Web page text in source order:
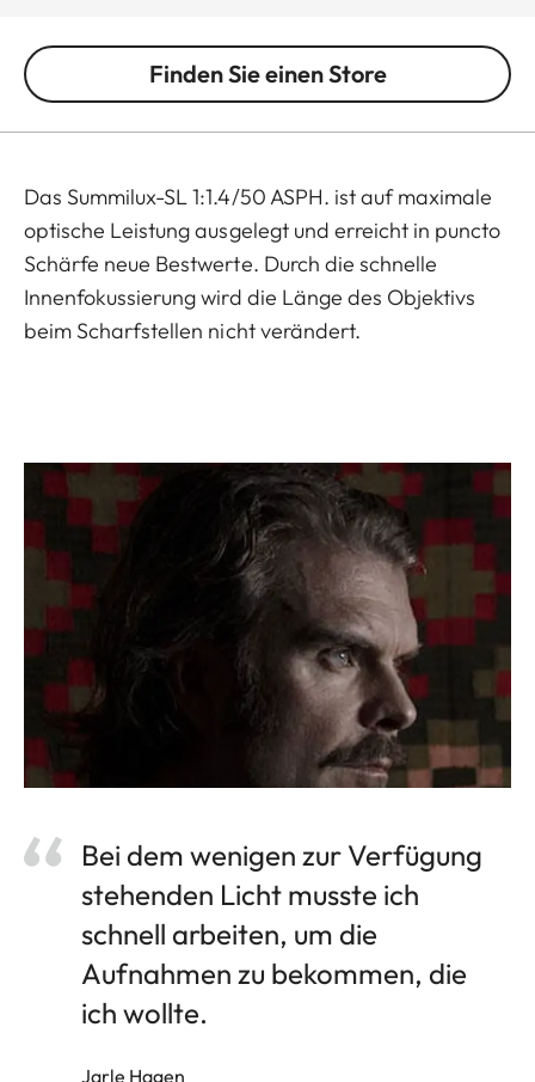
Finden Sie einen Store
Das Summilux-SL 1:1.4/50 ASPH. ist auf maximale
optische Leistung ausgelegt und erreicht in puncto
Schärfe neue Bestwerte. Durch die schnelle
Innenfokussierung wird die Länge des Objektivs
beim Scharfstellen nicht verändert.
Bei dem wenigen zur Verfügung
stehenden Licht musste ich
schnell arbeiten, um die
Aufnahmen zu bekommen, die
ich wollte.
Jarle Hagen